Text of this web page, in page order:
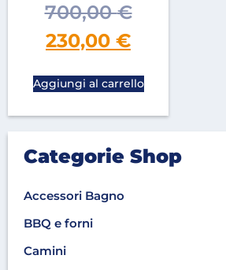
700,00€
230,00 €
Aggiungi al carrello
Categorie Shop
Accessori Bagno
BBQ e forni
Camini